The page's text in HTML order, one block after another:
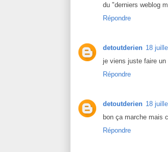
du "derniers weblog
Répondre
detoutderien 18
je viens juste faire
Répondre
detoutderien 18
bon ça marche mais
Répondre